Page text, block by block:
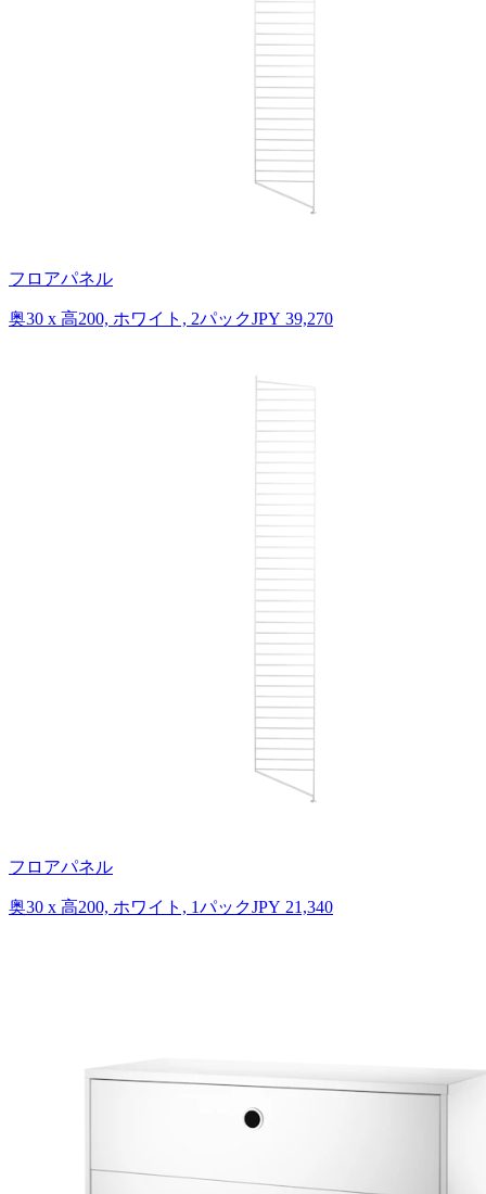
フロアパネル
奥30 x 高200, ホワイト, 2パックJPY 39,270
フロアパネル
奥30 x 高200, ホワイト, 1パックJPY 21,340